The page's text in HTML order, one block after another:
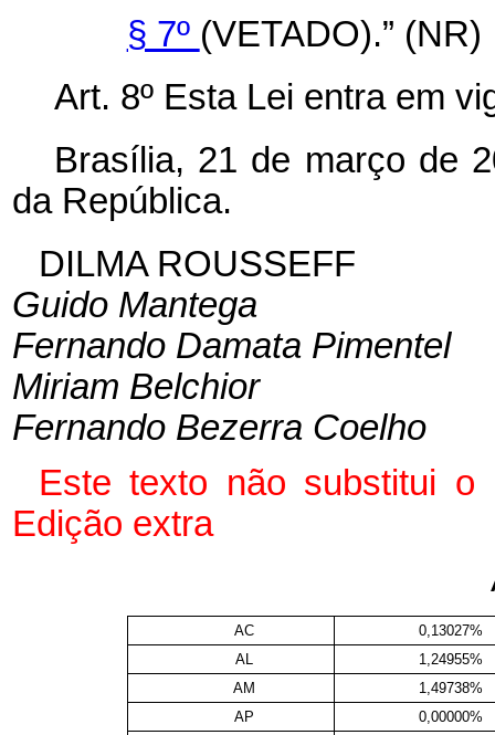
§ 7º (VETADO).” (NR)
Art. 8º Esta Lei entra em
Brasília, 21 de março de
da República.
DILMA ROUSSEFF
Guido Mantega
Fernando Damata Pimentel
Miriam Belchior
Fernando Bezerra Coelho
Este texto não substitui
Edição extra
AC
0,13027%
AL
1,24955%
AM
1,49738%
AP
0,00000%